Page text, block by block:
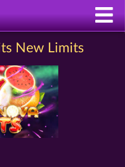
New Limits